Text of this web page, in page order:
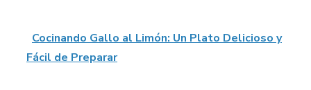
Cocinando Gallo al Limón: Un Plato Delicioso y
Fácil de Preparar